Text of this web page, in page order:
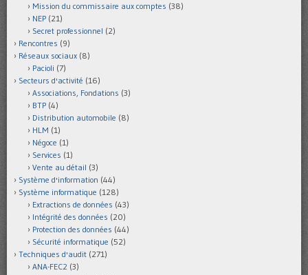
Mission du commissaire aux comptes (38)
NEP (21)
Secret professionnel (2)
Rencontres (9)
Réseaux sociaux (8)
Pacioli (7)
Secteurs d'activité (16)
Associations, Fondations (3)
BTP (4)
Distribution automobile (8)
HLM (1)
Négoce (1)
Services (1)
Vente au détail (3)
Système d'information (44)
Système informatique (128)
Extractions de données (43)
Intégrité des données (20)
Protection des données (44)
Sécurité informatique (52)
Techniques d'audit (271)
ANA-FEC2 (3)